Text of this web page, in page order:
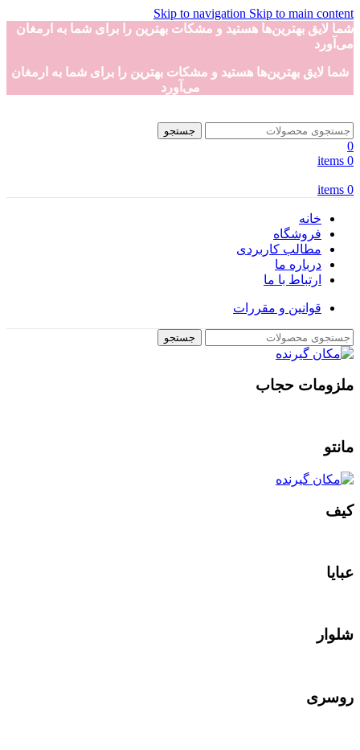
Skip to navigation Skip to main content
شما لایق بهترین‌ها هستید و مشکات بهترین را برای شما به ارمغان
می‌آورد
شما لایق بهترین‌ها هستید و مشکات بهترین را برای شما به ارمغان
می‌آورد
جستجو
0
0
items
0
items
خانه
فروشگاه
مطالب کاربردی
درباره ما
ارتباط با ما
قوانین و مقررات
جستجو
ملزومات حجاب
مانتو
کیف
عبایا
شلوار
روسری